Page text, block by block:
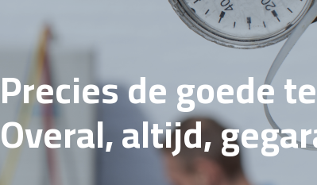
Precies de goede
Overal, altijd,